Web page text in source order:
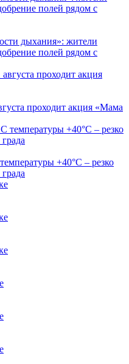
дыхания»: жители
полей рядом с
проходит акция «Мама
+40°С – резко